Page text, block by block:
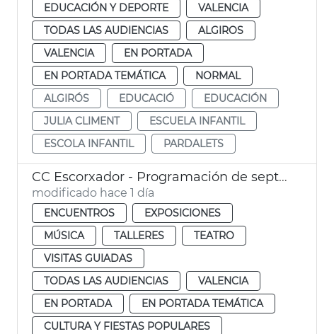
EDUCACIÓN Y DEPORTE
VALENCIA
TODAS LAS AUDIENCIAS
ALGIROS
VALENCIA
EN PORTADA
EN PORTADA TEMÁTICA
NORMAL
ALGIRÓS
EDUCACIÓ
EDUCACIÓN
JULIA CLIMENT
ESCUELA INFANTIL
ESCOLA INFANTIL
PARDALETS
CC Escorxador - Programación de septiembre
modificado hace 1 día
ENCUENTROS
EXPOSICIONES
MÚSICA
TALLERES
TEATRO
VISITAS GUIADAS
TODAS LAS AUDIENCIAS
VALENCIA
EN PORTADA
EN PORTADA TEMÁTICA
CULTURA Y FIESTAS POPULARES